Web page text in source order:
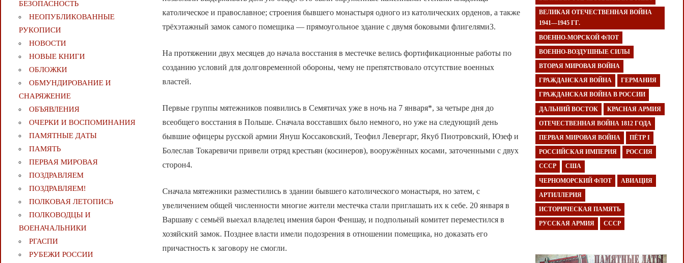
католическое и православное; строения бывшего монастыря одного из католических орденов, а также
трёхэтажный замок самого помещика — прямоугольное здание с двумя боковыми флигелями3.
На протяжении двух месяцев до начала восстания в местечке велись фортификационные работы по
созданию условий для долговременной обороны, чему не препятствовало отсутствие военных
властей.
Первые группы мятежников появились в Семятичах уже в ночь на 7 января*, за четыре дня до
всеобщего восстания в Польше. Сначала восставших было немного, но уже на следующий день
бывшие офицеры русской армии Януш Коссаковский, Теофил Левергарг, Якуб Пиотровский, Юзеф и
Болеслав Токаревичи привели отряд крестьян (косинеров), вооружённых косами, заточенными с двух
сторон4.
Сначала мятежники разместились в здании бывшего католического монастыря, но затем, с
увеличением общей численности многие жители местечка стали приглашать их к себе. 20 января в
Варшаву с семьёй выехал владелец имения барон Феншау, и подпольный комитет переместился в
хозяйский замок. Позднее власти имели подозрения в отношении помещика, но доказать его
причастность к заговору не смогли.
БЕЗОПАСНОСТЬ
НЕОПУБЛИКОВАННЫЕ
РУКОПИСИ
НОВОСТИ
НОВЫЕ КНИГИ
ОБЛОЖКИ
ОБМУНДИРОВАНИЕ И
СНАРЯЖЕНИЕ
ОБЪЯВЛЕНИЯ
ОЧЕРКИ И ВОСПОМИНАНИЯ
ПАМЯТНЫЕ ДАТЫ
ПАМЯТЬ
ПЕРВАЯ МИРОВАЯ
ПОЗДРАВЛЯЕМ
ПОЗДРАВЛЯЕМ!
ПОЛКОВАЯ ЛЕТОПИСЬ
ПОЛКОВОДЦЫ И
ВОЕНАЧАЛЬНИКИ
РГАСПИ
РУБЕЖИ РОССИИ
ВЕЛИКАЯ ОТЕЧЕСТВЕННАЯ ВОЙНА
1941—1945 ГГ.
ВОЕННО-МОРСКОЙ ФЛОТ
ВОЕННО-ВОЗДУШНЫЕ СИЛЫ
ВТОРАЯ МИРОВАЯ ВОЙНА
ГРАЖДАНСКАЯ ВОЙНА ГЕРМАНИЯ
ГРАЖДАНСКАЯ ВОЙНА В РОССИИ
ДАЛЬНИЙ ВОСТОК КРАСНАЯ АРМИЯ
ОТЕЧЕСТВЕННАЯ ВОЙНА 1812 ГОДА
ПЕРВАЯ МИРОВАЯ ВОЙНА ПЁТР I
РОССИЙСКАЯ ИМПЕРИЯ РОССИЯ
СССР США
ЧЕРНОМОРСКИЙ ФЛОТ АВИАЦИЯ
АРТИЛЛЕРИЯ
ИСТОРИЧЕСКАЯ ПАМЯТЬ
РУССКАЯ АРМИЯ СССР